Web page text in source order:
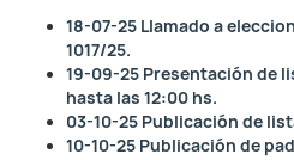
18-07-25 Llamado a
1017/25.
19-09-25 Presentación de
hasta las 12:00 hs.
03-10-25 Publicación de
10-10-25 Publicación de